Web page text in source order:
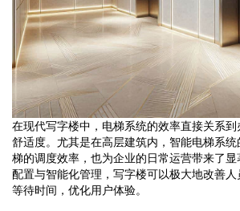
在现代写字楼中，电梯系统的效率直接关系
舒适度。尤其是在高层建筑内，智能电梯系
梯的调度效率，也为企业的日常运营带来了
配置与智能化管理，写字楼可以极大地改善
等待时间，优化用户体验。